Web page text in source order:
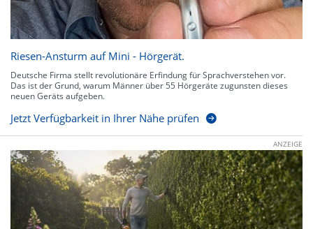
Riesen-Ansturm auf Mini - Hörgerät.
Deutsche Firma stellt revolutionäre Erfindung für Sprachverstehen vor.
Das ist der Grund, warum Männer über 55 Hörgeräte zugunsten dieses
neuen Geräts aufgeben.
Jetzt Verfügbarkeit in Ihrer Nähe prüfen
ANZEIGE